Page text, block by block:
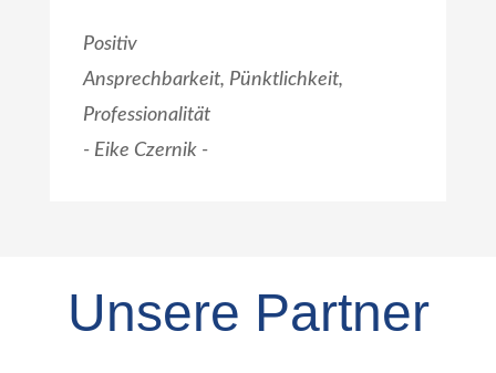
Positiv
Ansprechbarkeit, Pünktlichkeit,
Professionalität
- Eike Czernik -
Unsere Partner